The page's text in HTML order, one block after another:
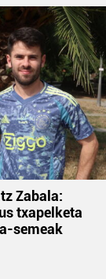
Zabala:
txapelketa
semeak